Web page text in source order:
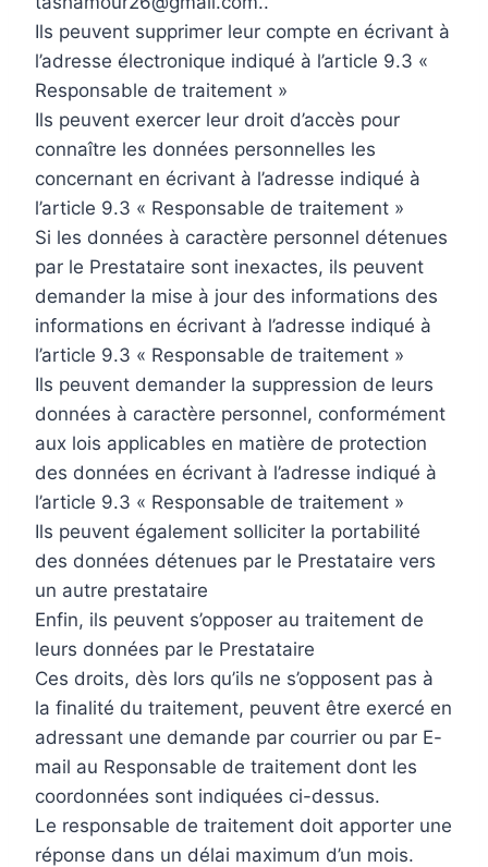
Ils peuvent supprimer leur compte en écrivant à
l’adresse électronique indiqué à l’article 9.3 «
Responsable de traitement »
Ils peuvent exercer leur droit d’accès pour
connaître les données personnelles les
concernant en écrivant à l’adresse indiqué à
l’article 9.3 « Responsable de traitement »
Si les données à caractère personnel détenues
par le Prestataire sont inexactes, ils peuvent
demander la mise à jour des informations des
informations en écrivant à l’adresse indiqué à
l’article 9.3 « Responsable de traitement »
Ils peuvent demander la suppression de leurs
données à caractère personnel, conformément
aux lois applicables en matière de protection
des données en écrivant à l’adresse indiqué à
l’article 9.3 « Responsable de traitement »
Ils peuvent également solliciter la portabilité
des données détenues par le Prestataire vers
un autre prestataire
Enfin, ils peuvent s’opposer au traitement de
leurs données par le Prestataire
Ces droits, dès lors qu’ils ne s’opposent pas à
la finalité du traitement, peuvent être exercé en
adressant une demande par courrier ou par E-
mail au Responsable de traitement dont les
coordonnées sont indiquées ci-dessus.
Le responsable de traitement doit apporter une
réponse dans un délai maximum d’un mois.